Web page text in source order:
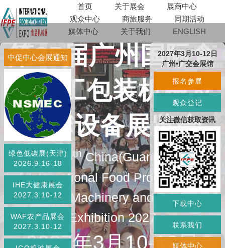
首页 关于展会
展商中心
观众中心
商旅服务
同期活动
媒体中心
关于我们 ENGLISH
第35届广州国际食
品加工包装机械及
配套设备展览会
The 35thChina(Guangzhou)
lnternational Food Processing
Packaging Machinery and Equipment
Exhibition 2027
2027年3月10-12日
中促中心会展通知
绿色低碳展(天津)
2026.9.16-18
IHE大健康展会
2027.3.10-12
WAF农产品展会
2027.3.10-12
2027年3月10-12日
广州•广交会展馆
报名参展
观众登记
关注微信获取资讯
下载中心
联系我们
媒体中心